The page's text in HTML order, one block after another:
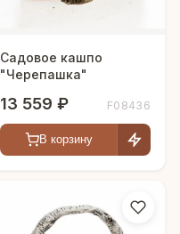
Садовое кашпо
"Черепашка"
13 559 ₽ F08436
В корзину